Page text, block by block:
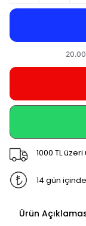
1000 TL
14 gün
Ürün